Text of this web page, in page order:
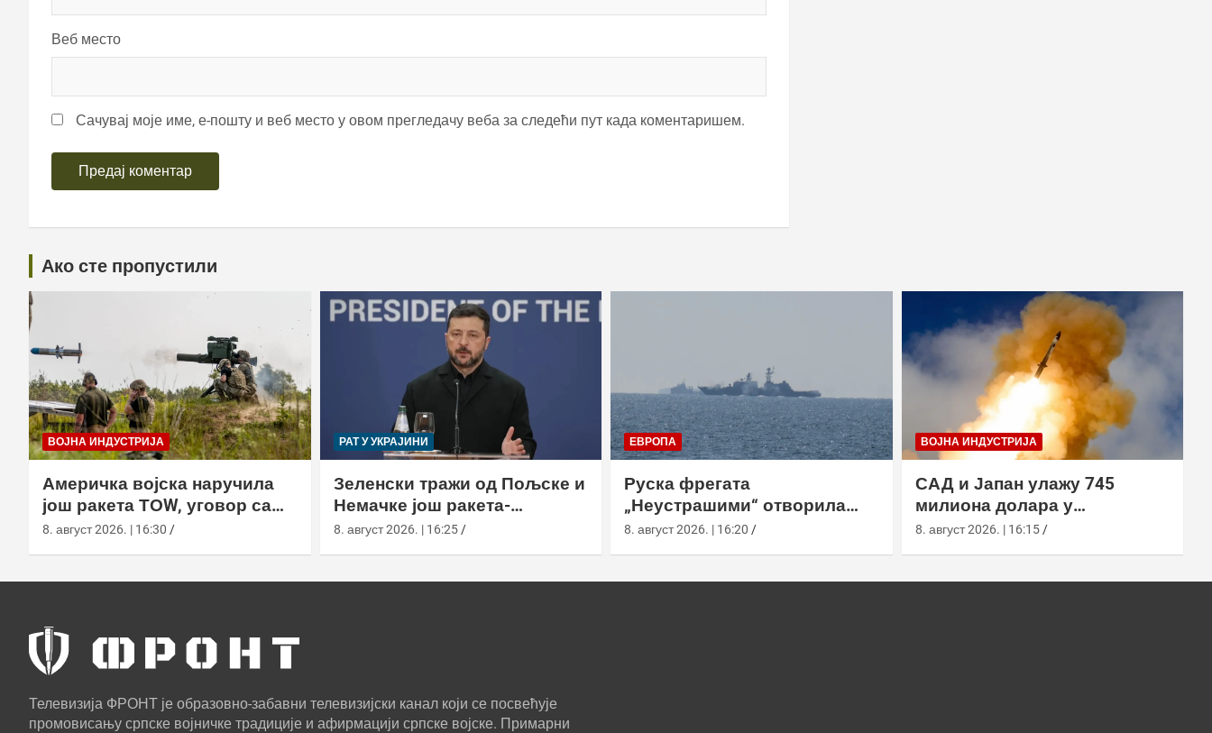
Веб место
Сачувај моје име, е-пошту и веб место у овом прегледачу веба за следећи пут када коментаришем.
Ако сте пропустили
ВОЈНА ИНДУСТРИЈА
Америчка војска наручила
још ракета ТОW, уговор са
Раyтхеон порастао на 750,8
8. август 2026. | 16:30
РАТ У УКРАЈИНИ
Зеленски тражи од Пољске и
Немачке још ракета-
пресретача
8. август 2026. | 16:25
ЕВРОПА
Руска фрегата
„Неустрашими“ отворила
ватру код британских вода,
8. август 2026. | 16:20
ВОЈНА ИНДУСТРИЈА
САД и Јапан улажу 745
милиона долара у
производњу пресретача
8. август 2026. | 16:15
Телевизија ФРОНТ је образовно-забавни телевизијски канал који се посвећује
промовисању српске војничке традиције и афирмацији српске војске. Примарни